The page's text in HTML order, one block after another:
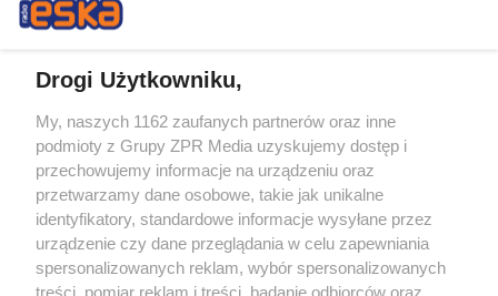
Żaden utwór zamieszczony w serwisie nie może być powielany i
rozpowszechniany lub dalej rozpowszechniany w jakikolwiek sposób (w
tym także elektroniczny lub mechaniczny) na jakimkolwiek polu
eksploatacji w jakiejkolwiek formie, włącznie z umieszczaniem w
Internecie bez pisemnej zgody właściciela praw. Jakiekolwiek użycie lub
wykorzystanie utworów w całości lub w części z naruszeniem prawa,
tzn. bez właściwej zgody, jest zabronione pod groźbą kary i może być
ścigane prawnie.
Drogi Użytkowniku,
My, naszych 1162 zaufanych partnerów oraz inne
podmioty z Grupy ZPR Media uzyskujemy dostęp i
przechowujemy informacje na urządzeniu oraz
przetwarzamy dane osobowe, takie jak unikalne
identyfikatory, standardowe informacje wysyłane przez
urządzenie czy dane przeglądania w celu zapewniania
spersonalizowanych reklam, wybór spersonalizowanych
treści, pomiar reklam i treści, badanie odbiorców oraz